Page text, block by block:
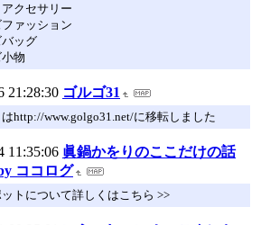
クセサリー
ァッション
ッグ
物
21:28:30 ゴルゴ31
http://www.golgo31.net/に移転しました
11:35:06 眞鍋かをりのここだけの話
ココログ
トについて詳しくはこちら >>